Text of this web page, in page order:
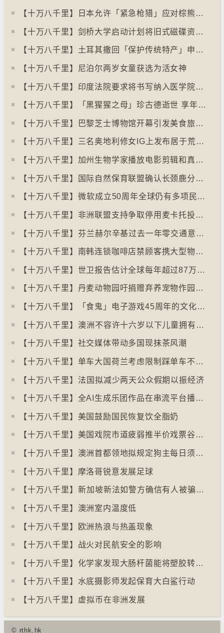
【十万八千里】日本允许「紧急枪猎」应对棕熊袭击人类事件急增
【十万八千里】剑桥大学启动计划将旧式磁碟资料存档
【十万八千里】土耳其撒回「保护传统特产」申请德国烤肉多样性获保护
【十万八千里】尼泊尔两岁女童获选为活女神
【十万八千里】印度法院要求将书写纳入医学院课程
【十万八千里】「黑猩猩之母」珍古德逝世 享年91岁
【十万八千里】巴黎芝士博物馆开幕引发美食旅游热潮
【十万八千里】三名奥地利修女IG上发布居于荒废修道院情况结果广受欢迎
【十万八千里】加州生物学家播放电影剪辑和真人声音驱狼
【十万八千里】国际自然保育联盟确认长颈鹿分四个品种有助制订保育方案
【十万八千里】⁠微软成立50周年全球仍有多项民生系统沿用旧视窗系统
【十万八千里】非洲联盟支持争取停用麦卡托投影法地点
【十万八千里】⁠芬兰赫尔辛基过去一年零交通意外致死个案
【十万八千里】南韩连锁咖啡店禁顾客携大型物品以减少长期占位办公情况
【十万八千里】世卫报告估计全球每年超过87万死亡个案与孤独病有关
【十万八千里】丹麦动物园吁捐赠弃养宠物作园内动物食粮
【十万八千里】「食鬼」电子游戏45周年的文化现象
【十万八千里】⁠澳洲不容许十六岁以下儿童拥有YOUTUBE帐户
【十万八千里】社交媒体带动多国现抹茶风潮
【十万八千里】单车大国荷兰考虑限制踩单车不高于时速廿五公里
【十万八千里】⁠法国拟减少两天公众假期以振经济
【十万八千里】全AI生成乐团作品在串流平台播放率累积过百万
【十万八千里】美国鼓励国民恢复饮全脂奶
【十万八千里】美国戏院市道疲弱推半价戏票谷生意
【十万八千里】澳洲首都领地拟规定狗主每日须陪狗只三小时
【十万八千里】摩洛哥锐意发展足球
【十万八千里】⁠新加坡新法如警方确信有人被骗可冻结其户口
【十万八千里】澳洲室内温度低
【十万八千里】欧洲热浪与热盖现象
【十万八千里】战火对民航安全的影响
【十万八千里】化学家发现大肠杆菌能将塑胶转化为止痛药
【十万八千里】水底摄影师发起保育大白鲨行动
【十万八千里】⁠虚拟币在非洲发展
© rthk.hk